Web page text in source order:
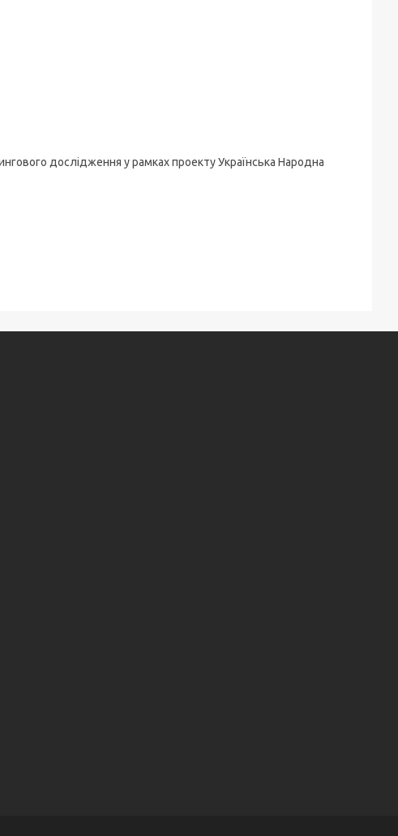
дослідження у рамках проекту Українська Народна